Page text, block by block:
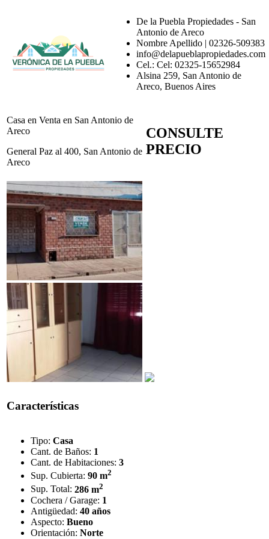
De la Puebla Propiedades - San
Antonio de Areco
Nombre Apellido | 02326-509383
info@delapueblapropiedades.com
Cel.: Cel: 02325-15652984
Alsina 259, San Antonio de
Areco, Buenos Aires
Casa en Venta en San Antonio de
Areco
General Paz al 400, San Antonio de
Areco
CONSULTE
PRECIO
Características
Tipo: Casa
Cant. de Baños: 1
Cant. de Habitaciones: 3
Sup. Cubierta: 90 m2
Sup. Total: 286 m2
Cochera / Garage: 1
Antigüedad: 40 años
Aspecto: Bueno
Orientación: Norte